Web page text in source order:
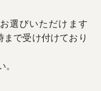
選びいただけます
で受け付けており
。